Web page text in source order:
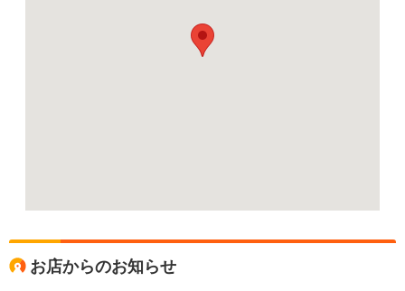
お店からのお知らせ